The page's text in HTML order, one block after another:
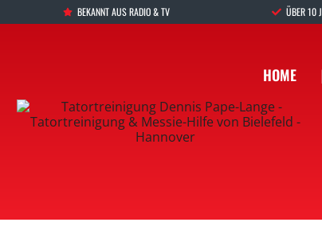
BEKANNT AUS RADIO & TV ÜBER 10
HOME